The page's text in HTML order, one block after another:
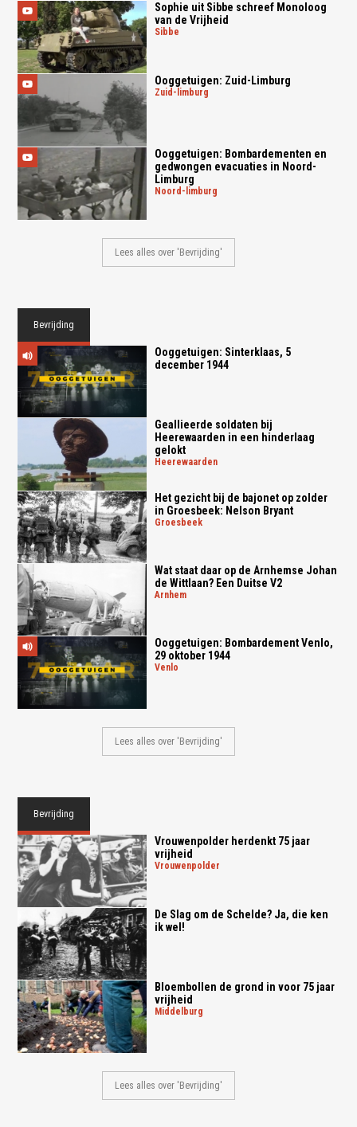
Sophie uit Sibbe schreef Monoloog
van de Vrijheid
sibbe
Ooggetuigen: Zuid-Limburg
zuid-limburg
Ooggetuigen: Bombardementen en
gedwongen evacuaties in Noord-
Limburg
noord-limburg
Lees alles over 'Bevrijding'
Bevrijding
Ooggetuigen: Sinterklaas, 5
december 1944
Geallieerde soldaten bij
Heerewaarden in een hinderlaag
gelokt
heerewaarden
Het gezicht bij de bajonet op zolder
in Groesbeek: Nelson Bryant
groesbeek
Wat staat daar op de Arnhemse Johan
de Wittlaan? Een Duitse V2
arnhem
Ooggetuigen: Bombardement Venlo,
29 oktober 1944
venlo
Lees alles over 'Bevrijding'
Bevrijding
Vrouwenpolder herdenkt 75 jaar
vrijheid
vrouwenpolder
De Slag om de Schelde? Ja, die ken
ik wel!
Bloembollen de grond in voor 75 jaar
vrijheid
middelburg
Lees alles over 'Bevrijding'